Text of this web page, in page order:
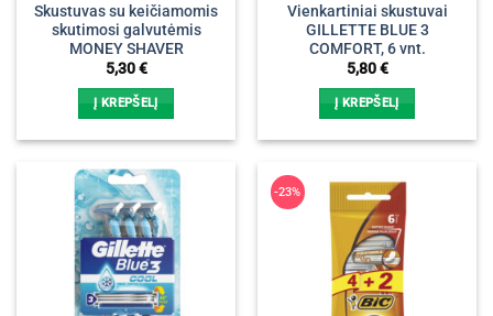
Skustuvas su keičiamomis
skutimosi galvutėmis
MONEY SHAVER
5,30€
Į KREPŠELĮ
Vienkartiniai skustuvai
GILLETTE BLUE 3
COMFORT, 6 vnt.
5,80€
Į KREPŠELĮ
-23%